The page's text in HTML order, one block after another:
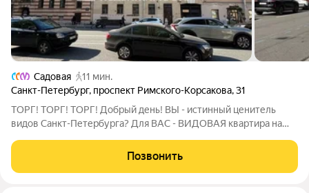
Садовая
11 мин.
Санкт-Петербург, проспект Римского-Корсакова,31
ТОРГ! ТОРГ! ТОРГ! Добрый день! ВЫ - истинный ценитель
видов Санкт-Петербурга? Для ВАС - ВИДОВАЯ квартира на
! Кстати, если Вы сейчас продаете свою квартиру, то мы
можем сразу КУПИТЬ ее.
Позвонить